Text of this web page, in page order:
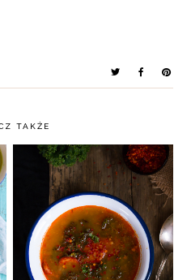
TAKŻE